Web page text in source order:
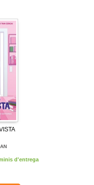
d'entrega